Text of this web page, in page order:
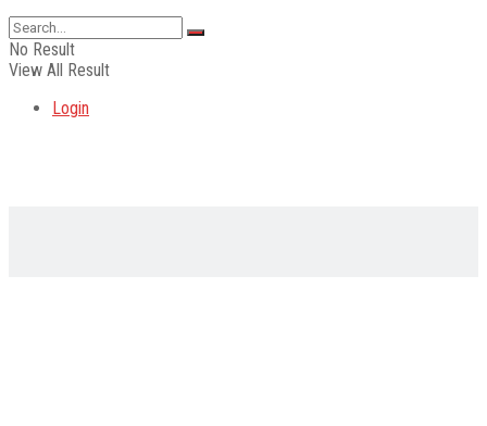
No Result
View All Result
Login